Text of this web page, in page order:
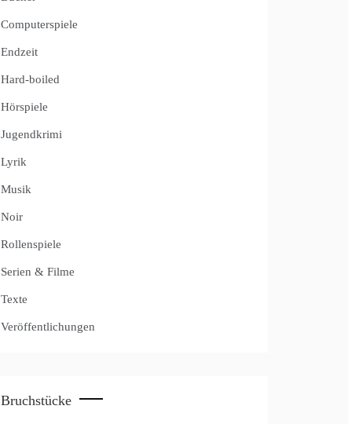
Computerspiele
Endzeit
Hard-boiled
Hörspiele
Jugendkrimi
Lyrik
Musik
Noir
Rollenspiele
Serien & Filme
Texte
Veröffentlichungen
Bruchstücke